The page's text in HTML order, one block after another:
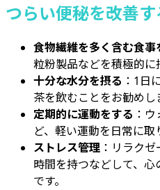
つらい便秘を改善
食物繊維を多く含む食事
粒粉製品などを積極的に
十分な水分を摂る ：1日
茶を飲むことをお勧めし
定期的に運動をする ：
ど、軽い運動を日常に取
ストレス管理 ：リラク
時間を持つなどして、
です。